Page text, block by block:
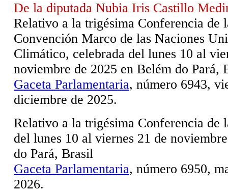
De la diputada Nubia Iris Castillo
Relativo a la trigésima Conferencia de
Convención Marco de las Naciones
Climático, celebrada del lunes 10 al
noviembre de 2025 en Belém do Pará,
Gaceta Parlamentaria, número 6943,
diciembre de 2025.
Relativo a la trigésima Conferencia de
del lunes 10 al viernes 21 de
do Pará, Brasil
Gaceta Parlamentaria, número 6950,
2026.